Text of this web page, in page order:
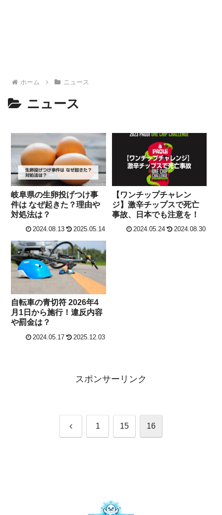
ホーム ニュース
ニュース
岐阜県の生卵投げつけ事
件は なぜ起きた？理由や
対処法は？
2024.08.13 2025.05.14
【ワンチップチャレン
ジ】激辛チップスで死亡
事故、日本でも注意を！
2024.05.24 2024.08.30
自転車の青切符 2026年4
月1日から施行！違反内容
や罰金は？
2024.05.17 2025.12.03
スポンサーリンク
前 1 15 16